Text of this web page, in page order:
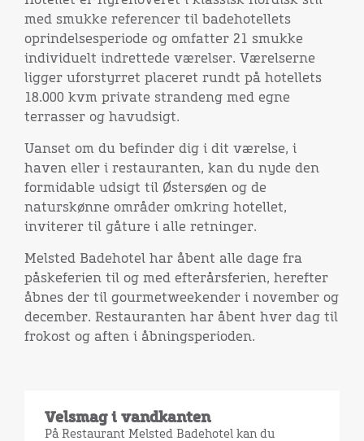
med smukke referencer til badehotellets
oprindelsesperiode og omfatter 21 smukke
individuelt indrettede værelser. Værelserne
ligger uforstyrret placeret rundt på hotellets
18.000 kvm private strandeng med egne
terrasser og havudsigt.
Uanset om du befinder dig i dit værelse, i
haven eller i restauranten, kan du nyde den
formidable udsigt til Østersøen og de
naturskønne områder omkring hotellet,
inviterer til gåture i alle retninger.
Melsted Badehotel har åbent alle dage fra
påskeferien til og med efterårsferien, herefter
åbnes der til gourmetweekender i november og
december. Restauranten har åbent hver dag til
frokost og aften i åbningsperioden.
Velsmag i vandkanten
På Restaurant Melsted Badehotel kan du